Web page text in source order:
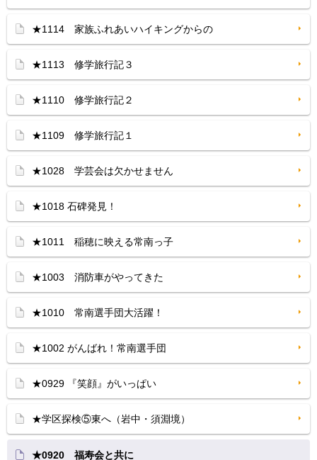
★1114 家族ふれあいハイキングからの
★1113 修学旅行記３
★1110 修学旅行記２
★1109 修学旅行記１
★1028 学芸会は欠かせません
★1018 石碑発見！
★1011 稲穂に映える常南っ子
★1003 消防車がやってきた
★1010 常南選手団大活躍！
★1002 がんばれ！常南選手団
★0929 『笑顔』がいっぱい
★学区探検⑤東へ（岩中・須淵境）
★0920 福寿会と共に